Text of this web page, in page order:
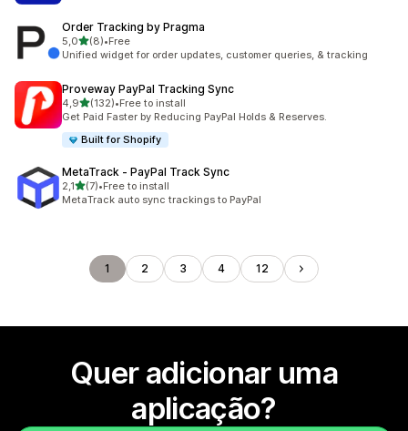
Order Tracking by Pragma
5,0de 5 estrelas
(8)
8 total de avaliações
•Free
Unified widget for order updates, customer queries, & tracking
Proveway PayPal Tracking Sync
4,9de 5 estrelas
(132)
132 total de avaliações
•Free to install
Get Paid Faster by Reducing PayPal Holds & Reserves.
Built for Shopify
MetaTrack ‑ PayPal Track Sync
2,1de 5 estrelas
(7)
7 total de avaliações
•Free to install
MetaTrack auto sync trackings to PayPal
1 2 3 4 12
Quer adicionar uma
aplicação?